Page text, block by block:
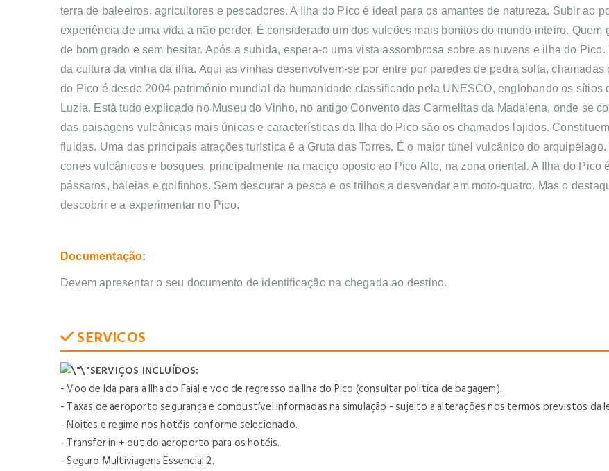
terra de baleeiros, agricultores e pescadores. A Ilha do Pico é ideal para os amantes de natureza. Subir ao
experiência de uma vida a não perder. É considerado um dos vulcões mais bonitos do mundo inteiro.
de bom grado e sem hesitar. Após a subida, espera-o uma vista assombrosa sobre as nuvens e ilha do
da cultura da vinha da ilha. Aqui as vinhas desenvolvem-se por entre por paredes de pedra solta,
do Pico é desde 2004 património mundial da humanidade classificado pela UNESCO, englobando os
Luzia. Está tudo explicado no Museu do Vinho, no antigo Convento das Carmelitas da Madalena, onde se
das paisagens vulcânicas mais únicas e características da Ilha do Pico são os chamados lajidos.
fluidas. Uma das principais atrações turística é a Gruta das Torres. É o maior túnel vulcânico do
cones vulcânicos e bosques, principalmente na maciço oposto ao Pico Alto, na zona oriental. A Ilha do Pico
pássaros, baleias e golfinhos. Sem descurar a pesca e os trilhos a desvendar em moto-quatro. Mas o
descobrir e a experimentar no Pico.
Documentação:
Devem apresentar o seu documento de identificação na chegada ao destino.
SERVICOS
SERVIÇOS INCLUÍDOS:
- Voo de Ida para a Ilha do Faial e voo de regresso da Ilha do Pico (consultar politica de bagagem).
- Taxas de aeroporto segurança e combustível informadas na simulação - sujeito a alterações nos termos previstos da
- Noites e regime nos hotéis conforme selecionado.
- Transfer in + out do aeroporto para os hotéis.
- Seguro Multiviagens Essencial 2.